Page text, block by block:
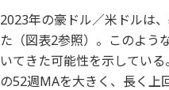
2023年の豪ドル／米ドルは
た（図表2参照）。このよう
いてきた可能性を示してい
の52週MAを大きく、長く上